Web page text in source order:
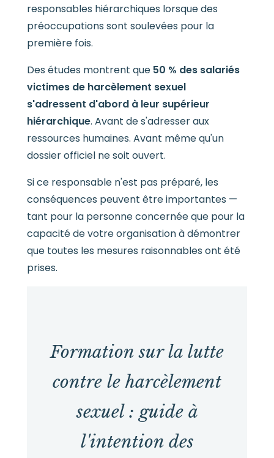
responsables hiérarchiques lorsque des
préoccupations sont soulevées pour la
première fois.
Des études montrent que 50 % des salariés
victimes de harcèlement sexuel
s'adressent d'abord à leur supérieur
hiérarchique. Avant de s'adresser aux
ressources humaines. Avant même qu'un
dossier officiel ne soit ouvert.
Si ce responsable n'est pas préparé, les
conséquences peuvent être importantes —
tant pour la personne concernée que pour la
capacité de votre organisation à démontrer
que toutes les mesures raisonnables ont été
prises.
Formation sur la lutte
contre le harcèlement
sexuel : guide à
l'intention des